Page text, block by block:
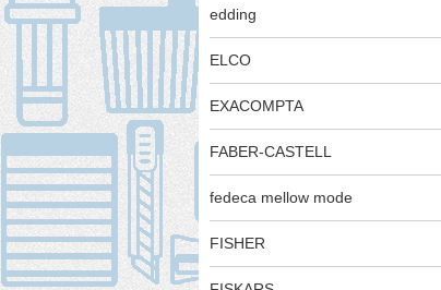
edding
ELCO
EXACOMPTA
FABER-CASTELL
fedeca mellow mode
FISHER